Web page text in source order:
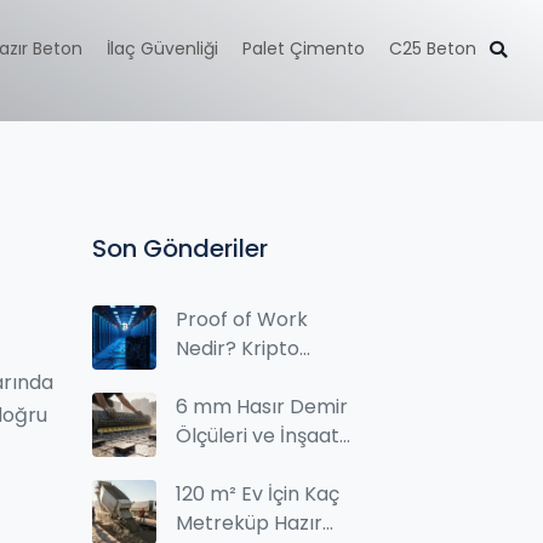
Beton İlaç Güvenliği Palet Çimento C25 Beton
Son Gönderiler
Proof of Work
Nedir? Kripto
Temelini Anlayın
6 mm Hasır Demir
Ölçüleri ve İnşaat
Edilmesi Gerekenler
120 m² Ev İçin Kaç
Metreküp Hazır